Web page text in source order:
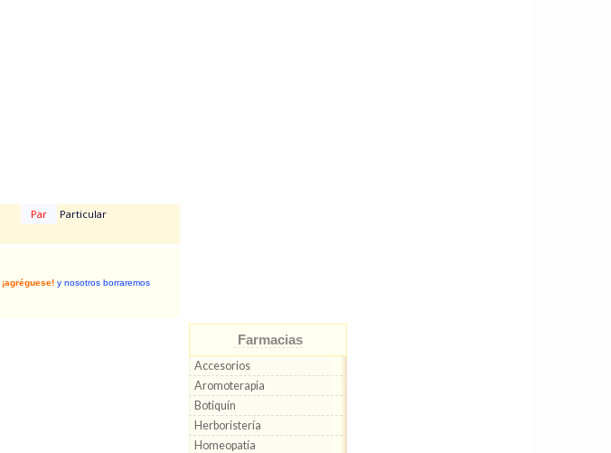
Par
Particular
¡agréguese! y nosotros borraremos
Farmacias
Accesorios
Aromoterapia
Botiquín
Herboristería
Homeopatía